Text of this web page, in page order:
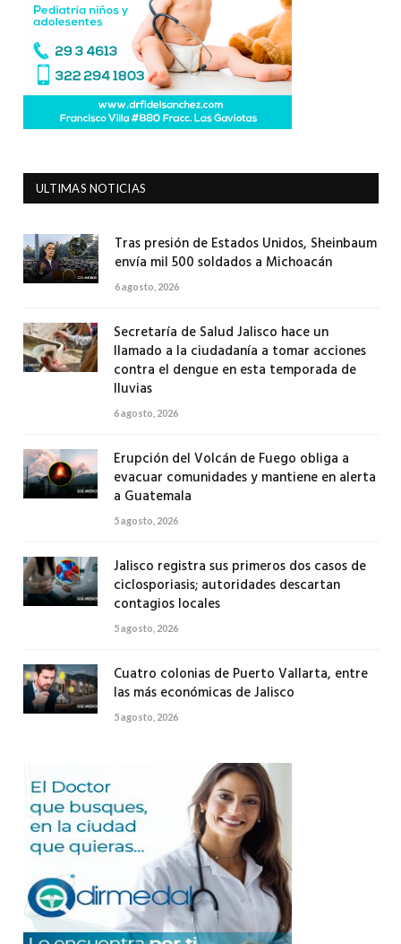
ULTIMAS NOTICIAS
Tras presión de Estados Unidos, Sheinbaum
envía mil 500 soldados a Michoacán
6 agosto, 2026
Secretaría de Salud Jalisco hace un
llamado a la ciudadanía a tomar acciones
contra el dengue en esta temporada de
lluvias
6 agosto, 2026
Erupción del Volcán de Fuego obliga a
evacuar comunidades y mantiene en alerta
a Guatemala
5 agosto, 2026
Jalisco registra sus primeros dos casos de
ciclosporiasis; autoridades descartan
contagios locales
5 agosto, 2026
Cuatro colonias de Puerto Vallarta, entre
las más económicas de Jalisco
5 agosto, 2026